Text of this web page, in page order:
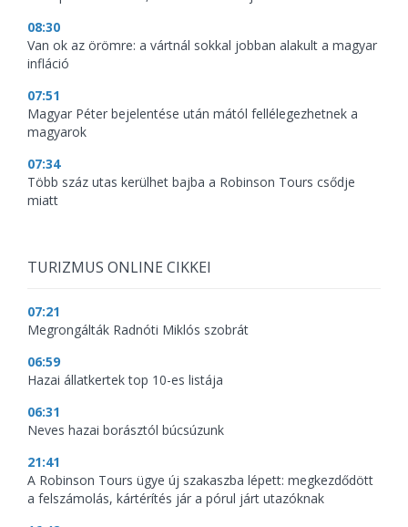
08:30
Van ok az örömre: a vártnál sokkal jobban alakult a magyar
infláció
07:51
Magyar Péter bejelentése után mától fellélegezhetnek a
magyarok
07:34
Több száz utas kerülhet bajba a Robinson Tours csődje
miatt
TURIZMUS ONLINE CIKKEI
07:21
Megrongálták Radnóti Miklós szobrát
06:59
Hazai állatkertek top 10-es listája
06:31
Neves hazai borásztól búcsúzunk
21:41
A Robinson Tours ügye új szakaszba lépett: megkezdődött
a felszámolás, kártérítés jár a pórul járt utazóknak